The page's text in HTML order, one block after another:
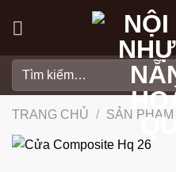
kiếm:
TRANG CHỦ / SẢN PHẨM